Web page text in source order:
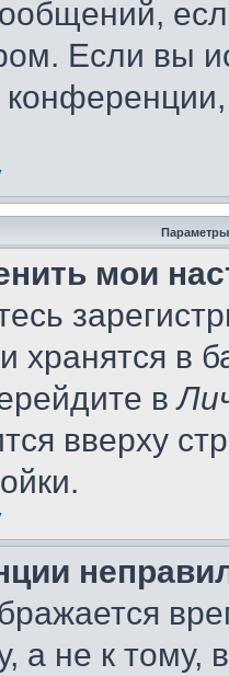
Если вы
Параметры
мои
хранятся в
в
вверху
а не к тому,